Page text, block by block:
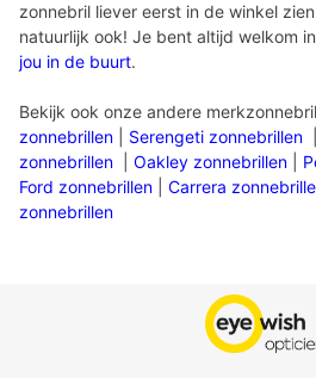
zonnebril liever eerst in de winkel
natuurlijk ook! Je bent altijd welkom
jou in de buurt.
Bekijk ook onze andere
zonnebrillen
Serengeti zonnebrillen
zonnebrillen
Oakley zonnebrillen
Ford zonnebrillen
Carrera
zonnebrillen